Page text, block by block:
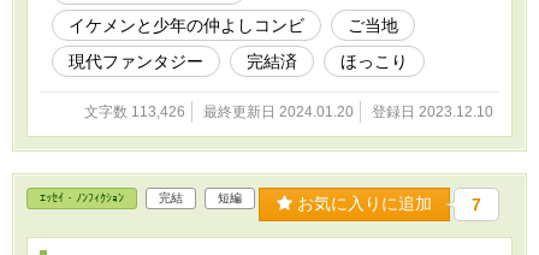
イケメンと少年の仲よしコンビ
ご当地
現代ファンタジー
完結済 ほっこり
文字数 113,426 最終更新日 2024.01.20 登録日 2023.12.10
ｴｯｾｲ・ﾉﾝﾌｨｸｼｮﾝ 完結 短編 お気に入りに追加 7